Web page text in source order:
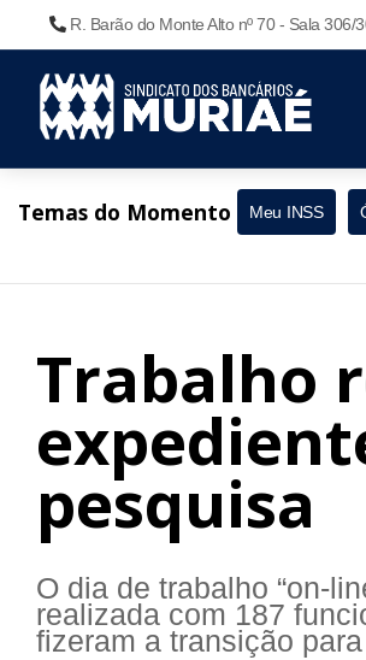
R. Barão do Monte Alto nº 70 - Sala
Temas do Momento Meu INSS
Trabalho
pesquisa
O dia de trabalho “on-
realizada com 187
fizeram a transição